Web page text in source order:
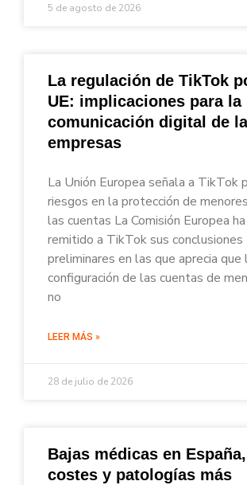
5 de agosto de 2026
La regulación de TikTok
UE: implicaciones para la
comunicación digital de
empresas
La Unión Europea señala a TikTok
riesgos en la protección de
las cuentas La Comisión Europea ha
remitido a TikTok sus conclusiones
preliminares en las que aprecia que
configuración de las cuentas de
no
LEER MÁS »
28 de julio de 2026
Bajas médicas en España,
costes y patologías más